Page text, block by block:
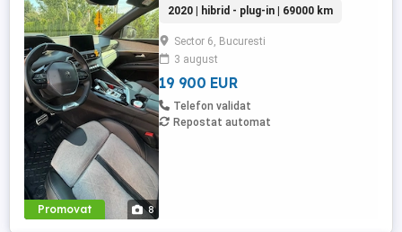
Promovat 8
IN Tip Caroserie : SUV Rulaj: 69000 km
Pret vanzare: 19.900 EUR
2020 | hibrid - plug-in | 69000 km
Sector 6, Bucuresti
3 august
19 900 EUR
Telefon validat
Repostat automat